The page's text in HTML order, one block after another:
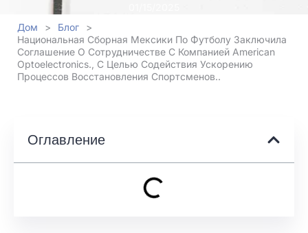
Дом
> Блог
>
Национальная Сборная Мексики По Футболу Заключила
Соглашение О Сотрудничестве С Компанией American
Optoelectronics., С Целью Содействия Ускорению
Процессов Восстановления Спортсменов..
Оглавление